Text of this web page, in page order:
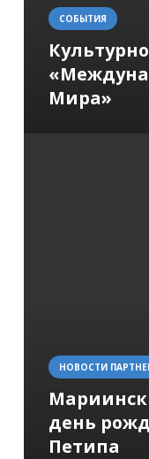
СОБЫТИЯ
Мира»
НОВОСТИ
день
Петипа